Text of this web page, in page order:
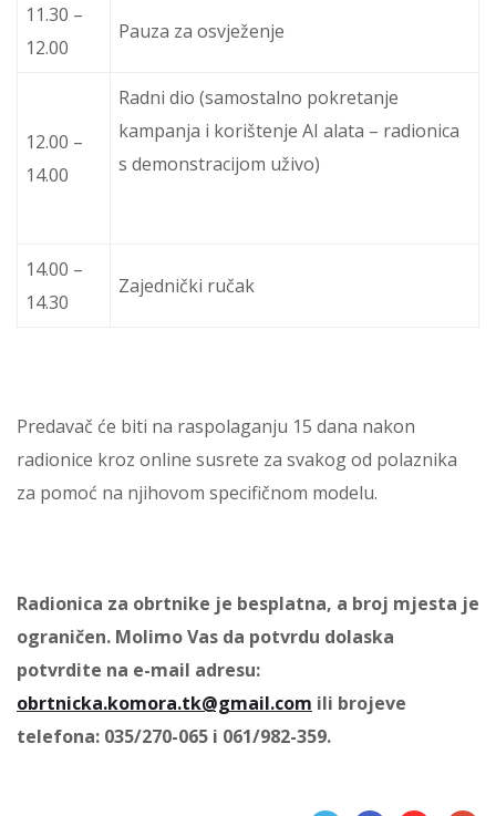
11.30 –
12.00
Pauza za osvježenje
12.00 –
14.00
Radni dio (samostalno pokretanje
kampanja i korištenje AI alata – radionica
s demonstracijom uživo)
14.00 –
14.30
Zajednički ručak
Predavač će biti na raspolaganju 15 dana nakon
radionice kroz online susrete za svakog od polaznika
za pomoć na njihovom specifičnom modelu.
Radionica za obrtnike je besplatna, a broj mjesta je
ograničen. Molimo Vas da potvrdu dolaska
potvrdite na e-mail adresu:
obrtnicka.komora.tk@gmail.com ili brojeve
telefona: 035/270-065 i 061/982-359.